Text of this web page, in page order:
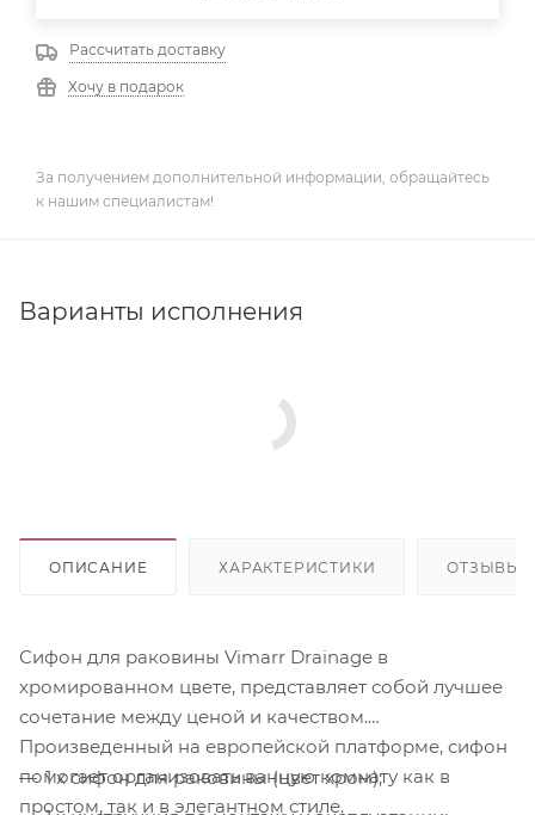
Рассчитать доставку
Хочу в подарок
За получением дополнительной информации, обращайтесь
к нашим специалистам!
Варианты исполнения
ОПИСАНИЕ ХАРАКТЕРИСТИКИ ОТЗЫВЫ
Сифон для раковины Vimarr Drainage в
хромированном цвете, представляет собой лучшее
сочетание между ценой и качеством.
Произведенный на европейской платформе, сифон
помогает организовать ванную комнату как в
простом, так и в элегантном стиле.
1 x сифон для раковины (цвет хром);